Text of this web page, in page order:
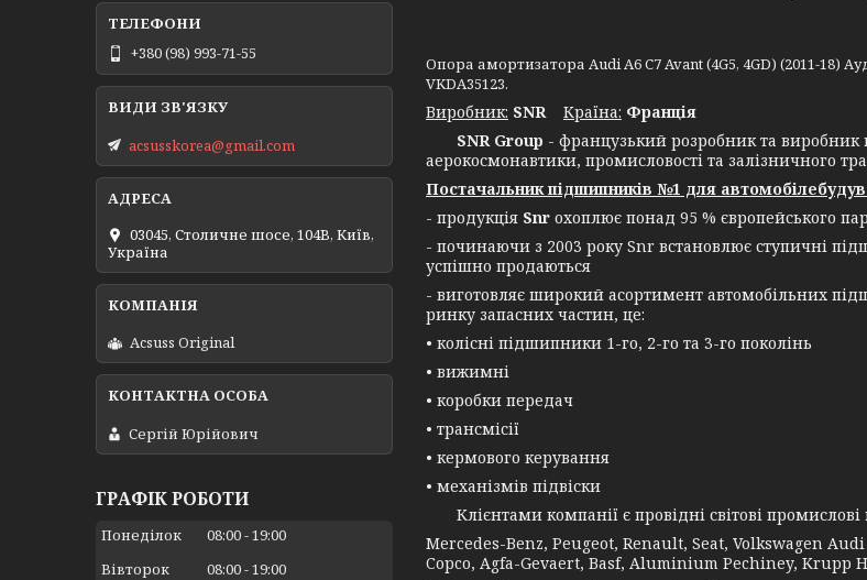
Опора амортизатора Audi A6 C7 Avant (4G5, 4GD) (2011-18)
VKDA35123.
Виробник: SNR Крaїна: Франція
SNR Group - французький розробник та виробник
аерокосмонавтики, промисловості та залізничного
Постачальник підшипників №1 для
- продукція Snr охоплює понад 95 % європейського
- починаючи з 2003 року Snr встановлює ступичні
успішно продаються
- виготовляє широкий асортимент автомобільних
ринку запасних частин, це:
• колісні підшипники 1-го, 2-го та 3-го поколінь
• вижимні
• коробки передач
• трансмісії
• кермового керування
• механізмів підвіски
Клієнтами компанії є провідні світові промислові
Mercedes-Benz, Peugeot, Renault, Seat, Volkswagen
Copco, Agfa-Gevaert, Basf, Aluminium Pechiney, Krupp
+380 (98) 993-71-55
acsusskorea@gmail.com
03045, Столичне шосе, 104B, Київ,
Україна
Acsuss Original
Сергій Юрійович
ГРАФІК РОБОТИ
Понеділок 08:00 19:00
Вівторок
08:00 19:00